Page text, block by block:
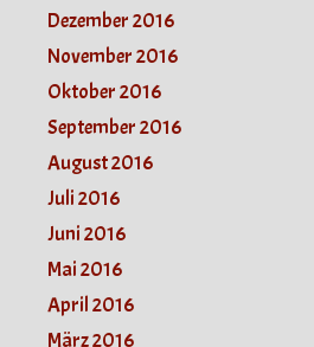
Dezember 2016
November 2016
Oktober 2016
September 2016
August 2016
Juli 2016
Juni 2016
Mai 2016
April 2016
März 2016